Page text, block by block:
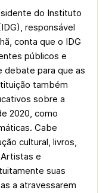
do Instituto
responsável
conta que o IDG
públicos e
debate para que as
também
sobre a
2020, como
Cabe
cultural, livros,
e
suas
a atravessarem